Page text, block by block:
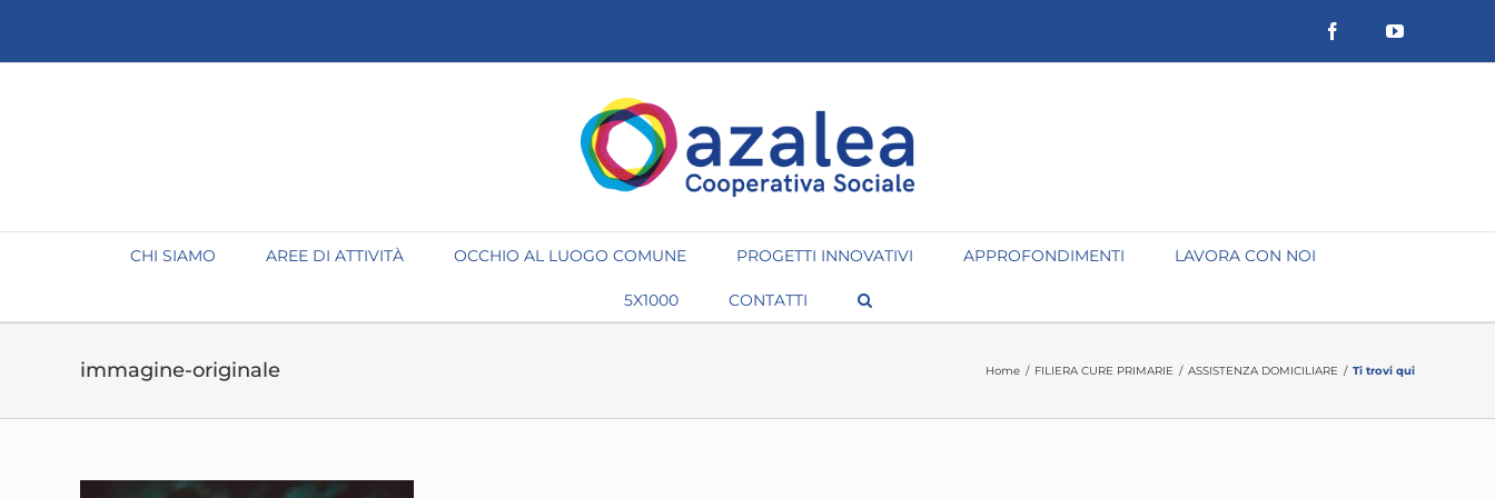
contenuto
FacebookYouTube
CHI SIAMO AREE DI ATTIVITÀ OCCHIO AL LUOGO COMUNE PROGETTI INNOVATIVI APPROFONDIMENTI LAVORA CON NOI
5X1000 CONTATTI
immagine-originale Home / FILIERA CURE PRIMARIE / ASSISTENZA DOMICILIARE / Ti trovi qui